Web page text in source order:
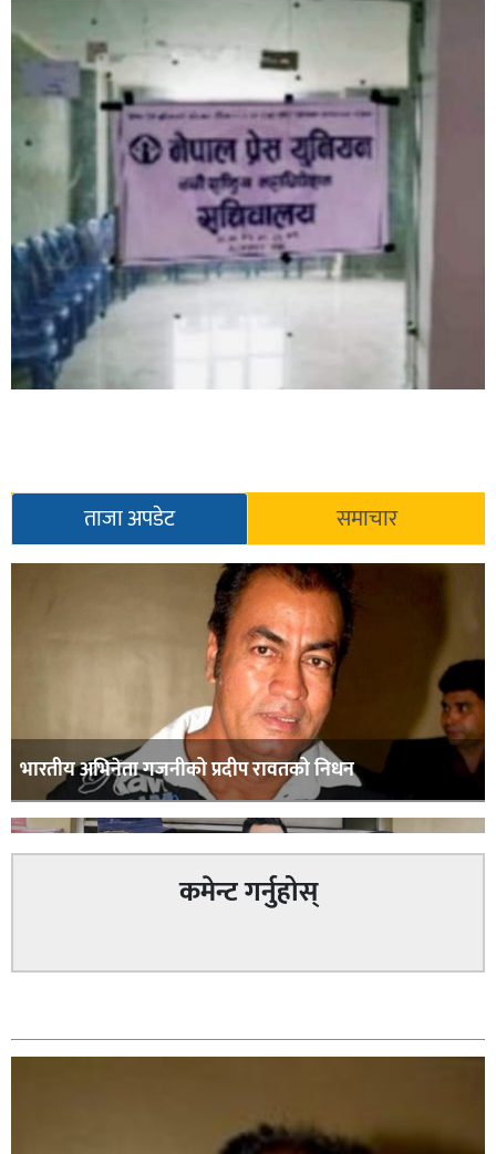
ताजा अपडेट समाचार
भारतीय अभिनेता गजनीको प्रदीप रावतको निधन
कमेन्ट गर्नुहोस्